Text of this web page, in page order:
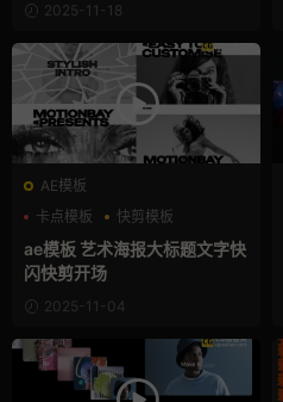
2025-11-18
AE模板
卡点模板
快剪模板
快闪模板
ae模板 艺术海报大标题文字快
闪快剪开场
2025-11-04